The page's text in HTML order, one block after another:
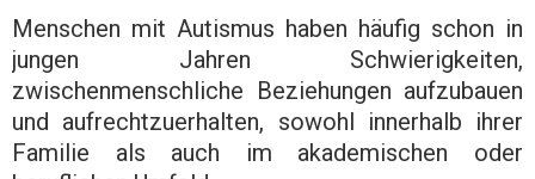
Menschen mit Autismus haben häufig schon in
jungen Jahren Schwierigkeiten,
zwischenmenschliche Beziehungen aufzubauen
und aufrechtzuerhalten, sowohl innerhalb ihrer
Familie als auch im akademischen oder